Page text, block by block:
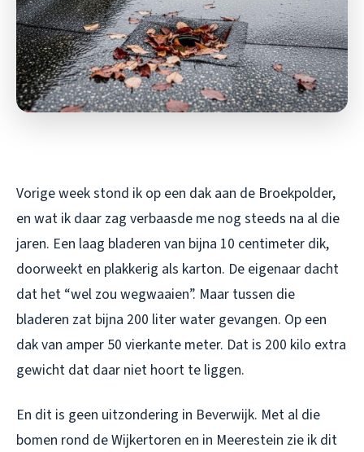
Vorige week stond ik op een dak aan de Broekpolder,
en wat ik daar zag verbaasde me nog steeds na al die
jaren. Een laag bladeren van bijna 10 centimeter dik,
doorweekt en plakkerig als karton. De eigenaar dacht
dat het “wel zou wegwaaien”. Maar tussen die
bladeren zat bijna 200 liter water gevangen. Op een
dak van amper 50 vierkante meter. Dat is 200 kilo extra
gewicht dat daar niet hoort te liggen.
En dit is geen uitzondering in Beverwijk. Met al die
bomen rond de Wijkertoren en in Meerestein zie ik dit